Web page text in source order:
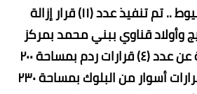
وفى محافظة أسيوط .. تم تنفيذ عدد (١١) قرار إزالة
وأولاد قناوي ببني محمد بمركز
أبنوب بأسيوط عبارة عن عدد (٤) قرارات ردم بمساحة ٢٠٠
متر مربع وعدد (٤) قرارات أسوار من البلوك بمساحة ٢٣٠